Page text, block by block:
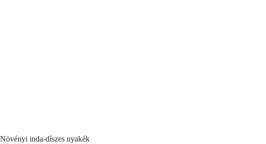
Növényi inda-díszes nyakék